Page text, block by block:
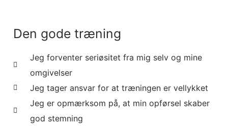
Den gode træning
Jeg forventer seriøsitet fra mig selv og mine
omgivelser
Jeg tager ansvar for at træningen er vellykket
Jeg er opmærksom på, at min opførsel skaber
god stemning